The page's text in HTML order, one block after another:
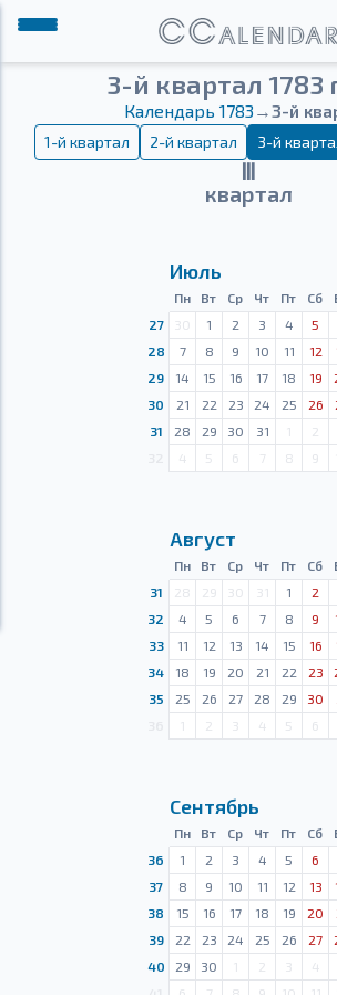
3-й квартал 1783
Календарь 1783 →3-й
1-й квартал 2-й квартал 3-й
Ⅲ
квартал
Июль
Пн Вт Ср Чт Пт Сб
27
30 1 2 3 4 5
28
7 8 9 10 11 12
29
14 15 16 17 18 19
30
21 22 23 24 25 26
31
28 29 30 31 1 2
4 5 6 7 8 9
Август
Пн Вт Ср Чт Пт Сб
31
28 29 30 31 1 2
32
4 5 6 7 8 9
33
11 12 13 14 15 16
34
18 19 20 21 22 23
35
25 26 27 28 29 30
1 2 3 4 5 6
Сентябрь
Пн Вт Ср Чт Пт Сб
36
1 2 3 4 5 6
37
8 9 10 11 12 13
38
15 16 17 18 19 20
39
22 23 24 25 26 27
40
29 30 1 2 3 4